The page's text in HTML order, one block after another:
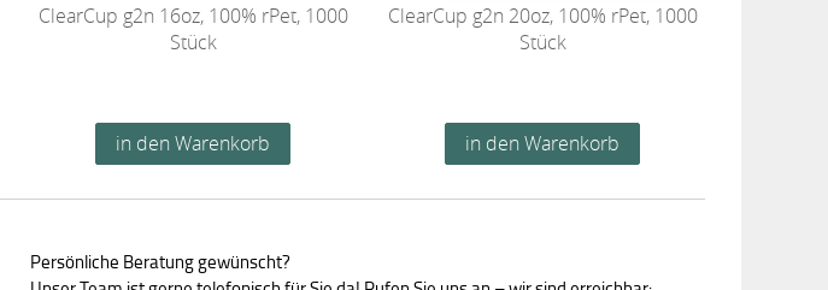
ClearCup g2n 16oz, 100% rPet, 1000
Stück
ClearCup g2n 20oz, 100% rPet, 1000
Stück
Persönliche Beratung gewünscht?